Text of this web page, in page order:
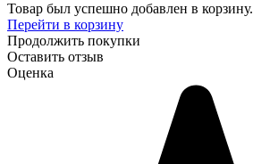
Товар был успешно добавлен в корзину.
Перейти в корзину
Продолжить покупки
Оставить отзыв
Оценка